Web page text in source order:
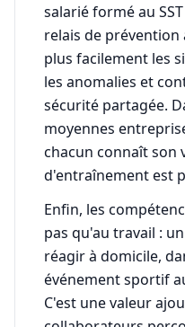
salarié formé au
relais de
plus facilement les
les anomalies et
sécurité partagée.
moyennes
chacun connaît son
d'entraînement est
Enfin, les
pas qu'au travail :
réagir à domicile,
événement sportif
C'est une valeur